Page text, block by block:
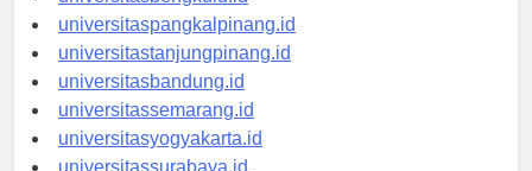
universitasbengkulu.id
universitaspangkalpinang.id
universitastanjungpinang.id
universitasbandung.id
universitassemarang.id
universitasyogyakarta.id